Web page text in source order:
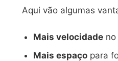
Aqui vão algumas
Mais velocidade
Mais espaço para